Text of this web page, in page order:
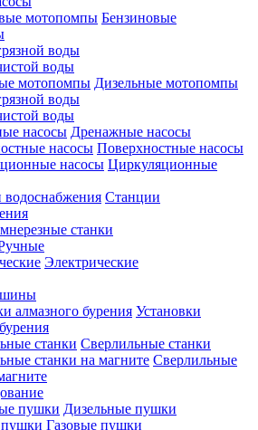
Бензиновые
воды
воды
Дизельные мотопомпы
воды
воды
Дренажные насосы
Поверхностные насосы
Циркуляционные
Станции
станки
Электрические
Установки
Сверлильные станки
Сверлильные
Дизельные пушки
Газовые пушки